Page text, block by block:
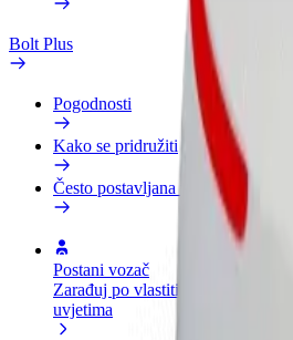
Bolt Plus
Pogodnosti
Kako se pridružiti
Često postavljana pitanja
Postani vozač
Zarađuj po vlastitim
uvjetima